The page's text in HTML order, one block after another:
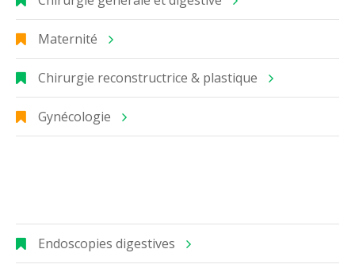
Maternité
Chirurgie reconstructrice & plastique
Gynécologie
Endoscopies digestives